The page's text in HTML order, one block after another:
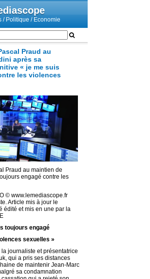
/ Politique / Economie
Praud au
après sa
« je me suis
les violences
Praud au maintien de
engagé contre les
© www.lemediascope.fr
Article mis à jour le
édité et mis en une par la
toujours engagé
sexuelles »
journaliste et présentatrice
qui a pris ses distances
de maintenir Jean-Marc
sa condamnation